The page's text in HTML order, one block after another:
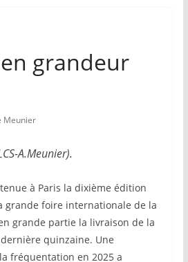
grandeur
Meunier
A.Meunier).
tenue à Paris la dixième édition
grande foire internationale de la
grande partie la livraison de la
quinzaine. Une
fréquentation en 2025 a